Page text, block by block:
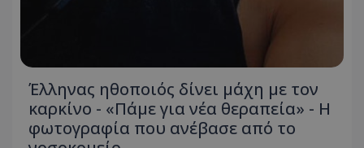
Έλληνας ηθοποιός δίνει μάχη με τον
καρκίνο - «Πάμε για νέα θεραπεία» - Η
φωτογραφία που ανέβασε από το